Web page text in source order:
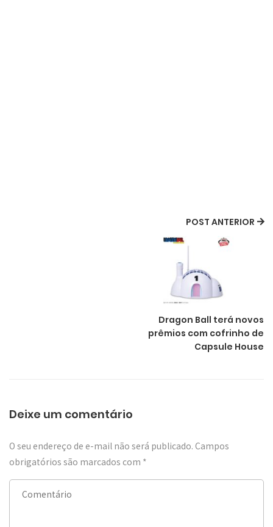
POST ANTERIOR
Dragon Ball terá novos
prêmios com cofrinho de
Capsule House
Deixe um comentário
O seu endereço de e-mail não será publicado. Campos
obrigatórios são marcados com *